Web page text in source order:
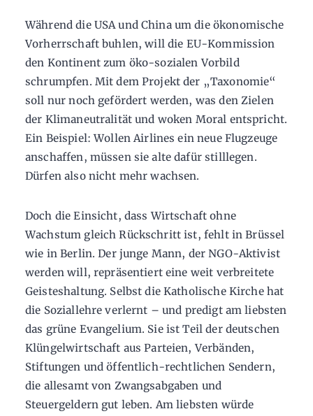
Während die USA und China um die ökonomische
Vorherrschaft buhlen, will die EU-Kommission
den Kontinent zum öko-sozialen Vorbild
schrumpfen. Mit dem Projekt der „Taxonomie“
soll nur noch gefördert werden, was den Zielen
der Klimaneutralität und woken Moral entspricht.
Ein Beispiel: Wollen Airlines ein neue Flugzeuge
anschaffen, müssen sie alte dafür stilllegen.
Dürfen also nicht mehr wachsen.
Doch die Einsicht, dass Wirtschaft ohne
Wachstum gleich Rückschritt ist, fehlt in Brüssel
wie in Berlin. Der junge Mann, der NGO-Aktivist
werden will, repräsentiert eine weit verbreitete
Geisteshaltung. Selbst die Katholische Kirche hat
die Soziallehre verlernt – und predigt am liebsten
das grüne Evangelium. Sie ist Teil der deutschen
Klüngelwirtschaft aus Parteien, Verbänden,
Stiftungen und öffentlich-rechtlichen Sendern,
die allesamt von Zwangsabgaben und
Steuergeldern gut leben. Am liebsten würde